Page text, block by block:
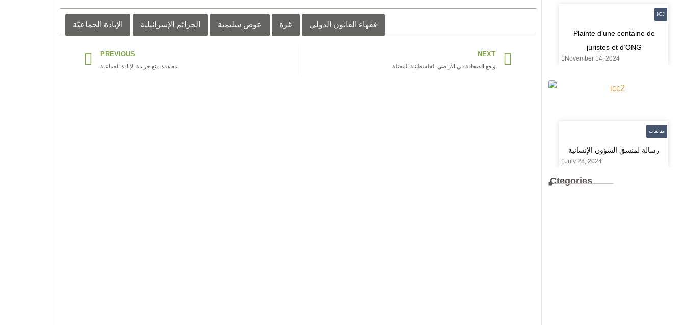
ICJ
Plainte d’une centaine de
juristes et d’ONG
November 14, 2024
متابعات
رسالة لمنسق الشؤون الإنسانية
July 28, 2024
Ctegories
الإبادة الجماعيّة الجرائم الإسرائيلية عوض سليمية غزة فقهاء القانون الدولي
Prev
PREVIOUS
معاهدة منع جريمة الإبادة الجماعية
NEXT
واقع الصحافة في الأراضي الفلسطينية المحتلة